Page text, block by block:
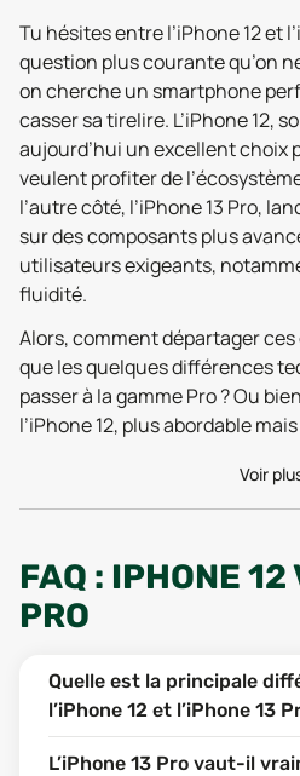
Tu hésites entre l’iPhone 12 et
question plus courante qu’on
on cherche un smartphone
casser sa tirelire. L’iPhone 12,
aujourd’hui un excellent choix
veulent profiter de
l’autre côté, l’iPhone 13 Pro,
sur des composants plus
utilisateurs exigeants,
fluidité.
Alors, comment départager
que les quelques différences
passer à la gamme Pro ? Ou
l’iPhone 12, plus abordable
un modèle reconditionné, tu
tout en réduisant ton impact
différence : il te permet de
20 revendeurs fiables pour
entre prix, garantie et qualité
jette un œil à notre sélection d’
Passons maintenant au
deux modèles pour t’aider à
Voir
FAQ : IPHONE 12
PRO
Quelle est la principale
l’iPhone 12 et l’iPhone 13
L’iPhone 13 Pro vaut-il